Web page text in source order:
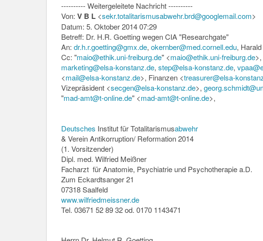
---------- Weitergeleitete Nachricht ----------
Von: V B L <sekr.totalitarismusabwehr.brd@googlemail.com>
Datum: 5. Oktober 2014 07:29
Betreff: Dr. H.R. Goetting wegen CIA "Researchgate"
An: dr.h.r.goetting@gmx.de, okernber@med.cornell.edu,
Cc: "maio@ethik.uni-freiburg.de" <maio@ethik.uni-freiburg.de>,
marketing@elsa-konstanz.de, step@elsa-konstanz.de,
<mail@elsa-konstanz.de>, Finanzen <treasurer@elsa-
Vizepräsident <secgen@elsa-konstanz.de>,
"mad-amt@t-online.de" <mad-amt@t-online.de>,
Deutsches Institut für Totalitarismusabwehr
& Verein Antikorruption/ Reformation 2014
(1. Vorsitzender)
Dipl. med. Wilfried Meißner
Facharzt für Anatomie, Psychiatrie und Psychotherapie a.D.
Zum Eckardtsanger 21
07318 Saalfeld
www.wilfriedmeissner.de
Tel. 03671 52 89 32 od. 0170 1143471